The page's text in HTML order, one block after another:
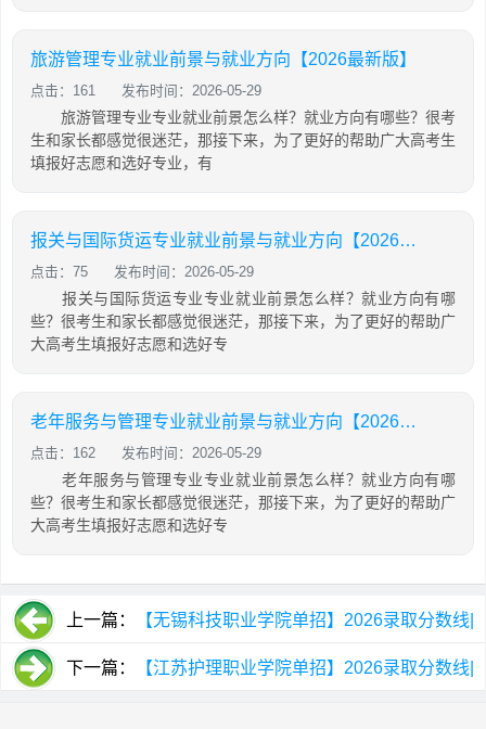
旅游管理专业就业前景与就业方向【2026最新版】
点击：161 发布时间：2026-05-29
旅游管理专业专业就业前景怎么样？就业方向有哪些？很考
生和家长都感觉很迷茫，那接下来，为了更好的帮助广大高考生
填报好志愿和选好专业，有
报关与国际货运专业就业前景与就业方向【2026最新版】
点击：75 发布时间：2026-05-29
报关与国际货运专业专业就业前景怎么样？就业方向有哪
些？很考生和家长都感觉很迷茫，那接下来，为了更好的帮助广
大高考生填报好志愿和选好专
老年服务与管理专业就业前景与就业方向【2026最新版】
点击：162 发布时间：2026-05-29
老年服务与管理专业专业就业前景怎么样？就业方向有哪
些？很考生和家长都感觉很迷茫，那接下来，为了更好的帮助广
大高考生填报好志愿和选好专
上一篇： 【无锡科技职业学院单招】2026录取分数线|
招生专业录取计划查询
下一篇： 【江苏护理职业学院单招】2026录取分数线|